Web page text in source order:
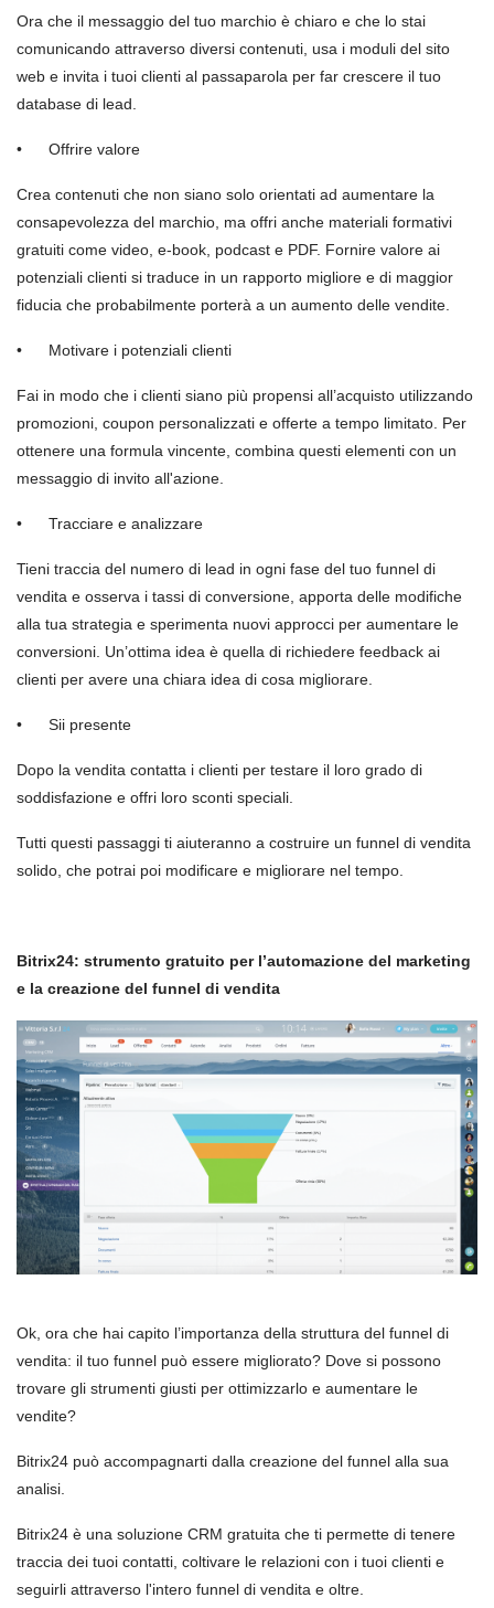
Ora che il messaggio del tuo marchio è chiaro e che lo stai
comunicando attraverso diversi contenuti, usa i moduli del sito
web e invita i tuoi clienti al passaparola per far crescere il tuo
database di lead.
• Offrire valore
Crea contenuti che non siano solo orientati ad aumentare la
consapevolezza del marchio, ma offri anche materiali formativi
gratuiti come video, e-book, podcast e PDF. Fornire valore ai
potenziali clienti si traduce in un rapporto migliore e di maggior
fiducia che probabilmente porterà a un aumento delle vendite.
• Motivare i potenziali clienti
Fai in modo che i clienti siano più propensi all’acquisto utilizzando
promozioni, coupon personalizzati e offerte a tempo limitato. Per
ottenere una formula vincente, combina questi elementi con un
messaggio di invito all'azione.
• Tracciare e analizzare
Tieni traccia del numero di lead in ogni fase del tuo funnel di
vendita e osserva i tassi di conversione, apporta delle modifiche
alla tua strategia e sperimenta nuovi approcci per aumentare le
conversioni. Un’ottima idea è quella di richiedere feedback ai
clienti per avere una chiara idea di cosa migliorare.
• Sii presente
Dopo la vendita contatta i clienti per testare il loro grado di
soddisfazione e offri loro sconti speciali.
Tutti questi passaggi ti aiuteranno a costruire un funnel di vendita
solido, che potrai poi modificare e migliorare nel tempo.
Bitrix24: strumento gratuito per l’automazione del marketing
e la creazione del funnel di vendita
Ok, ora che hai capito l’importanza della struttura del funnel di
vendita: il tuo funnel può essere migliorato? Dove si possono
trovare gli strumenti giusti per ottimizzarlo e aumentare le
vendite?
Bitrix24 può accompagnarti dalla creazione del funnel alla sua
analisi.
Bitrix24 è una soluzione CRM gratuita che ti permette di tenere
traccia dei tuoi contatti, coltivare le relazioni con i tuoi clienti e
seguirli attraverso l'intero funnel di vendita e oltre.